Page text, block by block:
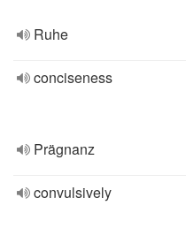
Ruhe
conciseness
Prägnanz
convulsively